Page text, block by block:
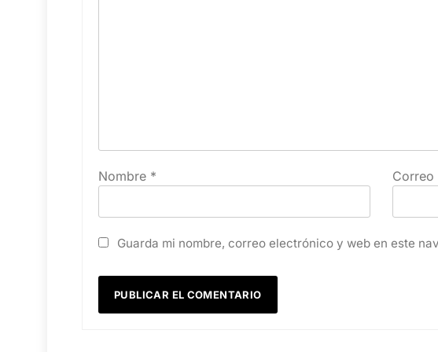
Nombre * Correo
Guarda mi nombre, correo electrónico y web en este